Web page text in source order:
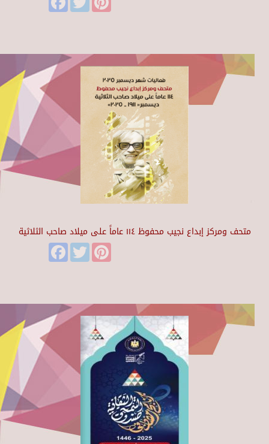
متحف ومركز إبداع نجيب محفوظ ١١٤ عاماً على ميلاد صاحب الثلاثية
FacebookTwitter